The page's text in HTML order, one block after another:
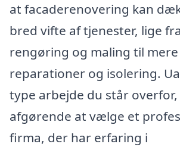
at facaderenovering kan
bred vifte af tjenester, lige
rengøring og maling til
reparationer og isolering.
type arbejde du står
afgørende at vælge et
firma, der har erfaring i